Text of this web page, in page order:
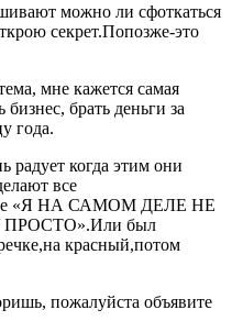
можно ли сфоткаться
секрет.Попозже-это
мне кажется самая
брать деньги за
года.
радует когда этим они
все
«Я НА САМОМ ДЕЛЕ НЕ
был
красный,потом
пожалуйста объявите